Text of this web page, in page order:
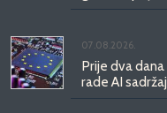
07.08.2026.
Prije dva
rade AI